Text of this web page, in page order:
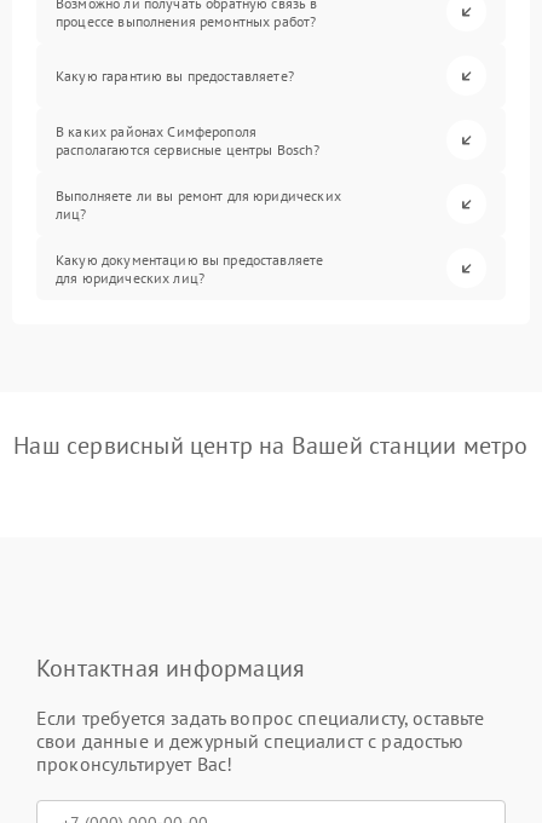
процессе выполнения ремонтных работ?
Какую гарантию вы предоставляете?
В каких районах Симферополя
располагаются сервисные центры Bosch?
Выполняете ли вы ремонт для юридических
лиц?
Какую документацию вы предоставляете
для юридических лиц?
Наш сервисный центр на Вашей станции метро
Контактная информация
Если требуется задать вопрос специалисту, оставьте
свои данные и дежурный специалист с радостью
проконсультирует Вас!